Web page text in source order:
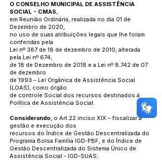
O CONSELHO MUNICIPAL DE ASSISTÊNCIA
SOCIAL - CMAS,
em Reunião Ordinária, realizada no dia 01 de
Dezembro de 2020,
no uso de suas atribuições legais que lhe foram
conferidas pela
Lei nº 387 de 18 de dezembro de 2010, alterada
pela Lei nº 674,
de 18 de Dezembro de 2018 e a Lei nº 8.742 de 07
de dezembro
de 1993 – Lei Orgânica de Assistência Social
(LOAS), como órgão
de controle Social dos recursos destinados á
Política de Assistência Social.
Considerando, o Art.22 inciso XIX – fiscalizar a
gestão e execução dos
recursos do Índice de Gestão Descentralizada do
Programa Bolsa Família IGD-PBF, e do Índice de
Gestão Descentralizada do Sistema Único de
Assistência Social - IGD-SUAS;